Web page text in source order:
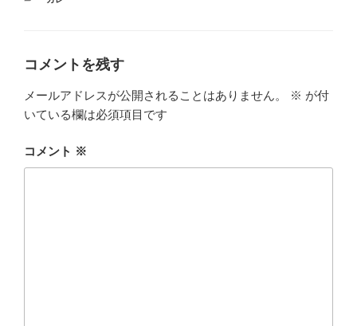
コメントを残す
メールアドレスが公開されることはありません。 ※ が付
いている欄は必須項目です
コメント ※